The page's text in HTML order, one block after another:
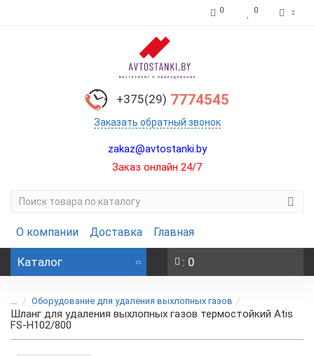
0 0
+375(29) 7774545
Заказать обратный звонок
zakaz@avtostanki.by
Заказ онлайн 24/7
О компании Доставка Главная
Каталог : 0
... Оборудование для удаления выхлопных газов
Шланг для удаления выхлопных газов термостойкий Atis
FS-H102/800